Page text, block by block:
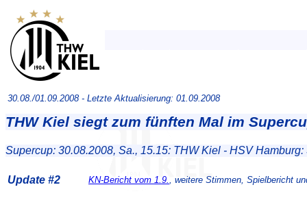
30.08./01.09.2008 - Letzte Aktualisierung: 01.09.2008
THW Kiel siegt zum fünften Mal im
Supercup: 30.08.2008, Sa., 15.15: THW Kiel - HSV Hamburg:
Update #2 KN-Bericht vom 1.9. , weitere Stimmen, Spielbericht